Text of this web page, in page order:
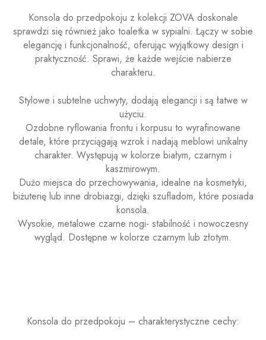
Konsola do przedpokoju z kolekcji ZOVA doskonale
sprawdzi się również jako toaletka w sypialni. Łączy w sobie
elegancję i funkcjonalność, oferując wyjątkowy design i
praktyczność. Sprawi, że każde wejście nabierze
charakteru.
Stylowe i subtelne uchwyty, dodają elegancji i są łatwe w
użyciu.
Ozdobne ryflowania frontu i korpusu to wyrafinowane
detale, które przyciągają wzrok i nadają meblowi unikalny
charakter. Występują w kolorze białym, czarnym i
kaszmirowym.
Dużo miejsca do przechowywania, idealne na kosmetyki,
biżuterię lub inne drobiazgi, dzięki szufladom, które posiada
konsola.
Wysokie, metalowe czarne nogi- stabilność i nowoczesny
wygląd. Dostępne w kolorze czarnym lub złotym.
Konsola do przedpokoju – charakterystyczne cechy: